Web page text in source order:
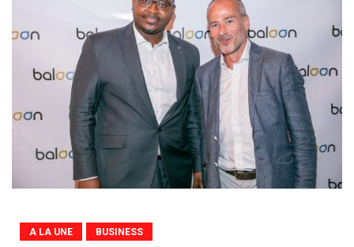
A LA UNE BUSINESS